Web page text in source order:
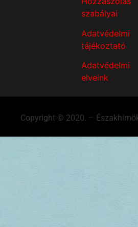
szabályai
Adatvédelmi
tájékoztató
Adatvédelmi
elveink
Copyright © 2020. –